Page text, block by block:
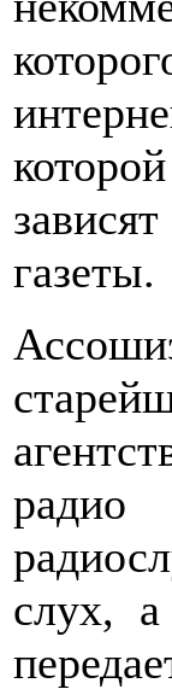
газеты.
слух,